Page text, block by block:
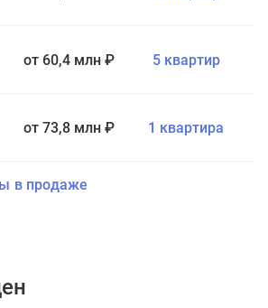
от 60,4 млн ₽ 5 квартир
от 73,8 млн ₽ 1 квартира
в продаже